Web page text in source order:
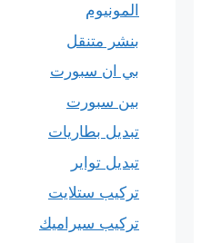
المونيوم
بنشر متنقل
بي ان سبورت
بين سبورت
تبديل بطاريات
تبديل تواير
تركيب ستلايت
تركيب سيراميك